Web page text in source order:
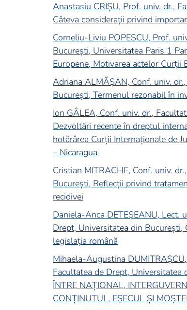
Anastasiu CRIȘU, Prof. univ. dr.,
Câteva considerații privind
Corneliu-Liviu POPESCU, Prof.
București, Universitatea Paris 1
Europene, Motivarea actelor
Adriana ALMĂȘAN, Conf. univ.
București, Termenul rezonabil în
Ion GÂLEA, Conf. univ. dr.,
Dezvoltări recente în dreptul
hotărârea Curții Internaționale de
– Nicaragua
Cristian MITRACHE, Conf. univ.
București, Reflecții privind
recidivei
Daniela-Anca DETEȘEANU, Lect.
Drept, Universitatea din
legislația română
Mihaela-Augustina
Facultatea de Drept, Universitatea
ÎNTRE NAȚIONAL,
CONȚINUTUL, EȘECUL ȘI